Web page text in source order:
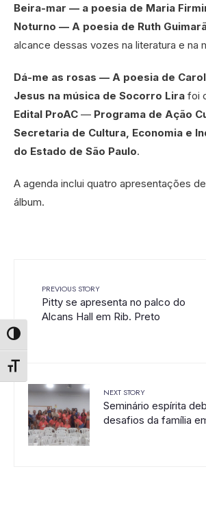
Alternar alto contraste
Alternar tamanho da fonte
Beira-mar — a poesia de Maria
Noturno — A poesia de Ruth
alcance dessas vozes na literatura e na
Dá-me as rosas — A poesia de
Jesus na música de Socorro Lira foi
Edital ProAC — Programa de Ação
Secretaria de Cultura, Economia e
do Estado de São Paulo.
A agenda inclui quatro apresentações
álbum.
PREVIOUS STORY
Pitty se apresenta no palco do
Alcans Hall em Rib. Preto
NEXT STORY
Seminário espírita
desafios da família